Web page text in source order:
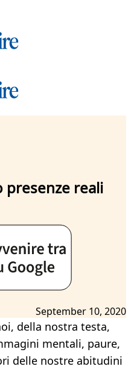
presenze reali
September 10, 2020
della nostra testa,
mentali, paure,
delle nostre abitudini